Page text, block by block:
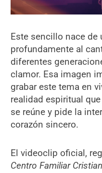
Este sencillo nace de
profundamente al
diferentes
clamor. Esa imagen
grabar este tema en
realidad espiritual
se reúne y pide la
corazón sincero.
El videoclip oficial,
Centro Familiar